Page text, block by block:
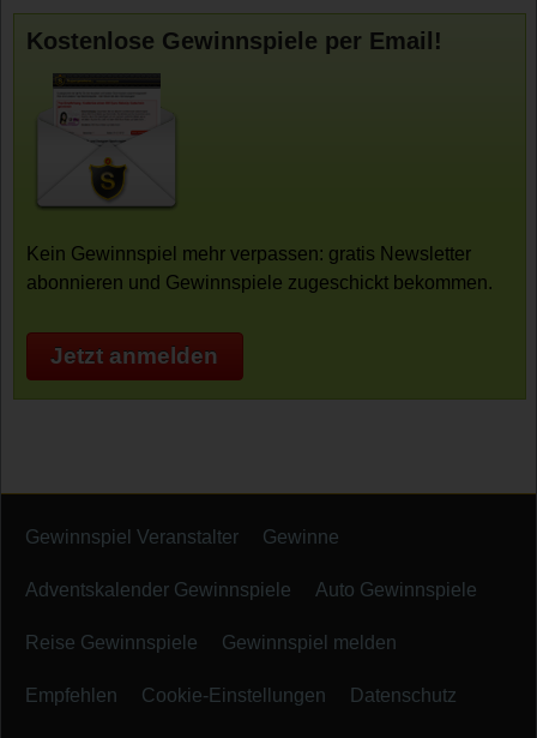
Kostenlose Gewinnspiele per Email!
Kein Gewinnspiel mehr verpassen: gratis Newsletter
abonnieren und Gewinnspiele zugeschickt bekommen.
Jetzt anmelden
Gewinnspiel Veranstalter Gewinne
Adventskalender Gewinnspiele Auto Gewinnspiele
Reise Gewinnspiele Gewinnspiel melden
Empfehlen Cookie-Einstellungen Datenschutz